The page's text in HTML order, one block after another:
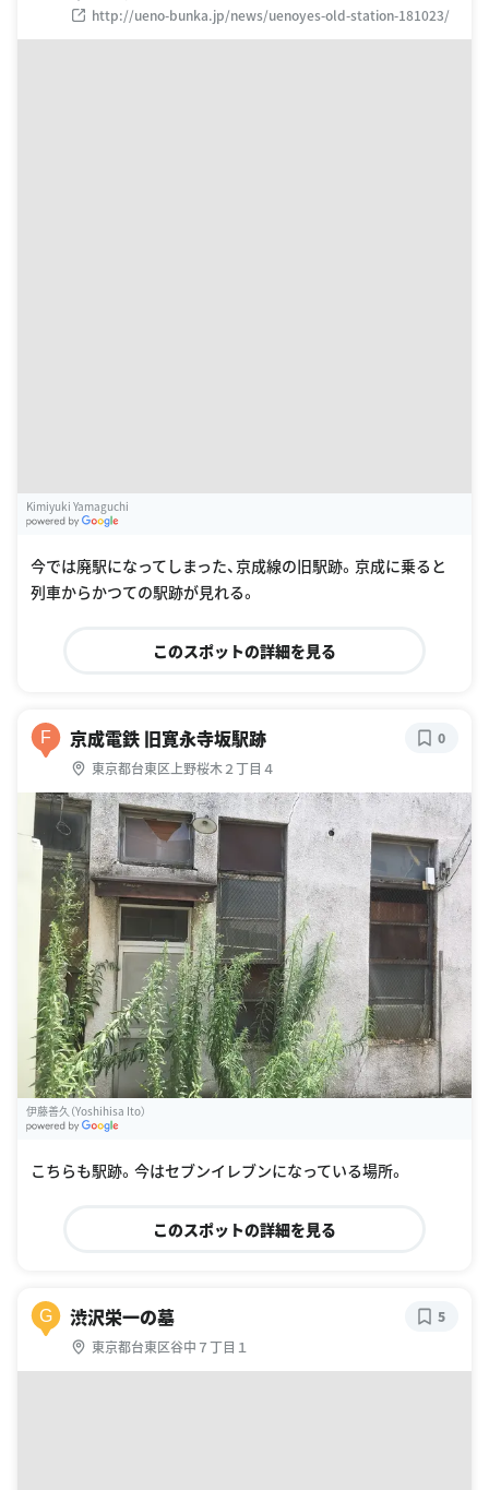
http://ueno-bunka.jp/news/uenoyes-old-station-181023/
Kimiyuki Yamaguchi
今では廃駅になってしまった、京成線の旧駅跡。京成に乗ると
列車からかつての駅跡が見れる。
このスポットの詳細を見る
F 京成電鉄 旧寛永寺坂駅跡
東京都台東区上野桜木２丁目４
0
伊藤善久（Yoshihisa Ito）
こちらも駅跡。今はセブンイレブンになっている場所。
このスポットの詳細を見る
G 渋沢栄一の墓
東京都台東区谷中７丁目１
5